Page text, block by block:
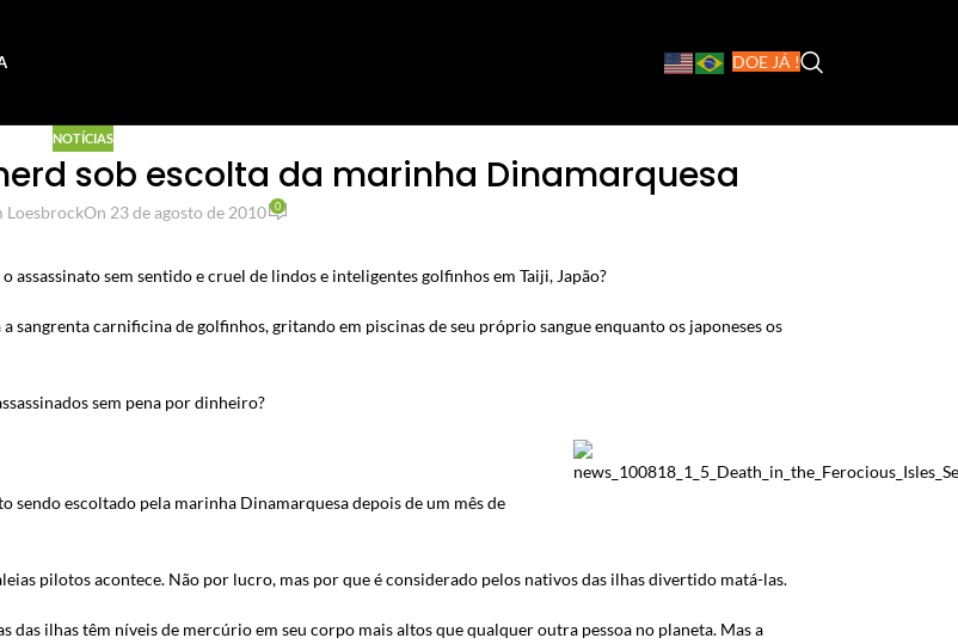
DOE JÁ !
NOTÍCIAS
sob escolta da marinha Dinamarquesa
LoesbrockOn 23 de agosto de 2010 0
assassinato sem sentido e cruel de lindos e inteligentes golfinhos em Taiji, Japão?
carnificina de golfinhos, gritando em piscinas de seu próprio sangue enquanto os japoneses os
sem pena por dinheiro?
sendo escoltado pela marinha Dinamarquesa depois de um mês de
pilotos acontece. Não por lucro, mas por que é considerado pelos nativos das ilhas divertido matá-las.
ilhas têm níveis de mercúrio em seu corpo mais altos que qualquer outra pessoa no planeta. Mas a